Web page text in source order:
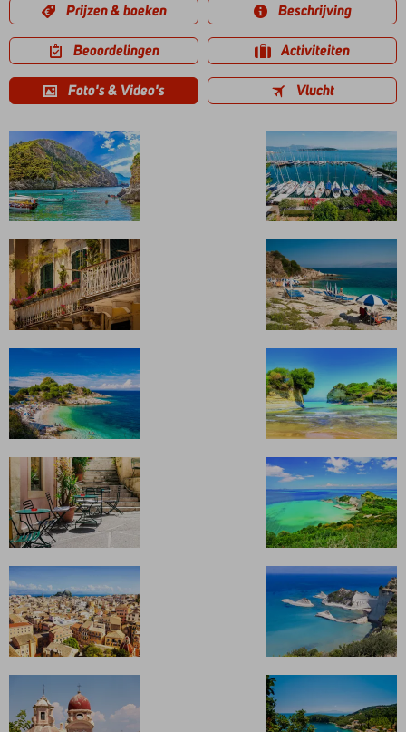
Prijzen & boeken Beschrijving
Beoordelingen Activiteiten
Foto's & Video's Vlucht